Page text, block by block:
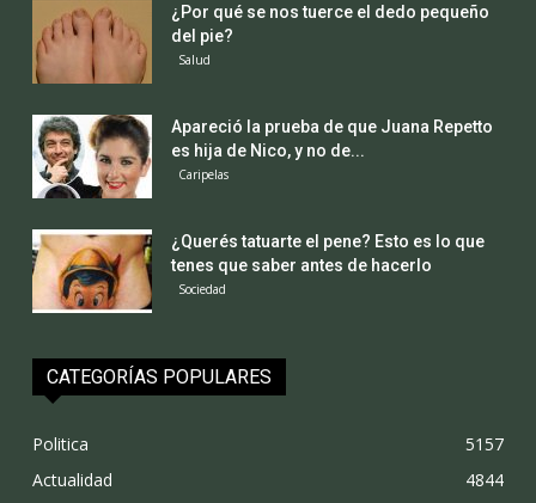
¿Por qué se nos tuerce el dedo pequeño
del pie?
Salud
Apareció la prueba de que Juana Repetto
es hija de Nico, y no de...
Caripelas
¿Querés tatuarte el pene? Esto es lo que
tenes que saber antes de hacerlo
Sociedad
CATEGORÍAS POPULARES
Politica
5157
Actualidad
4844